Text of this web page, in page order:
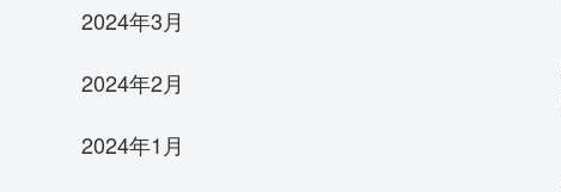
2024年3月
2024年2月
2024年1月